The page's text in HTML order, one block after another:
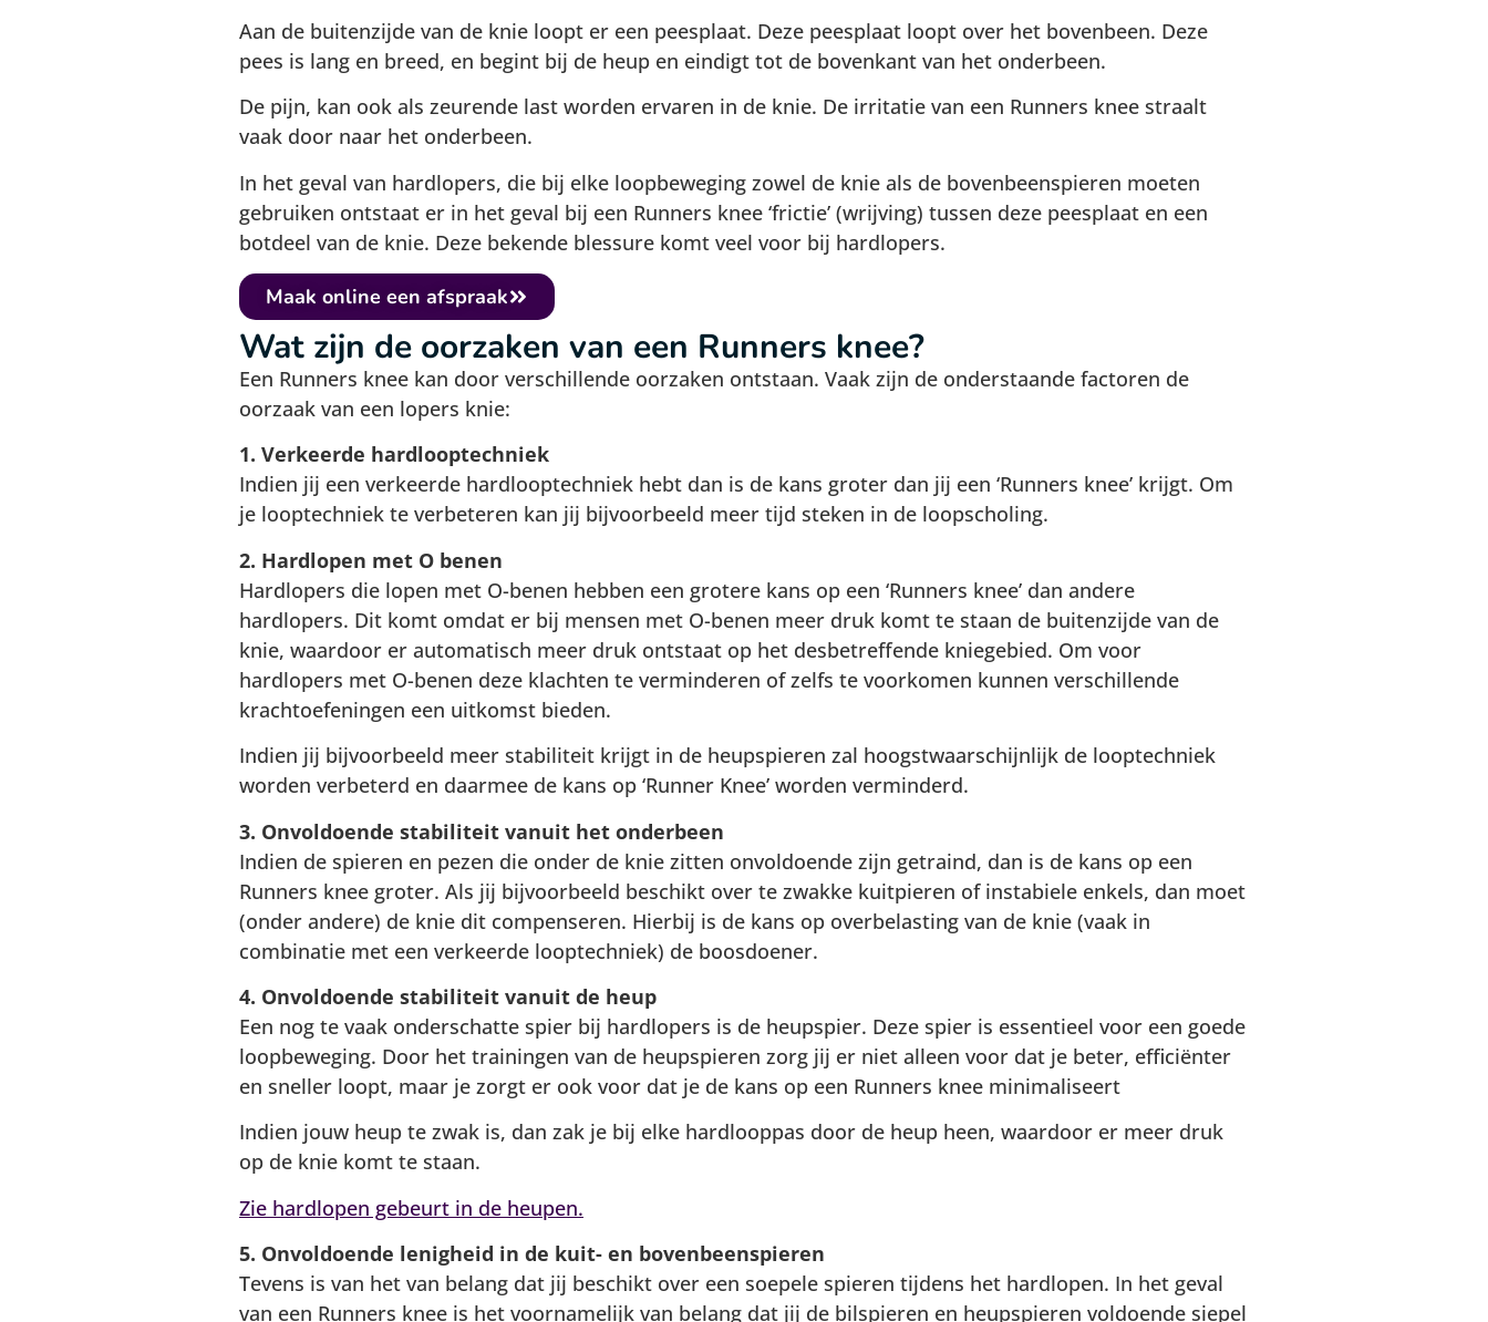
Aan de buitenzijde van de knie loopt er een peesplaat. Deze peesplaat loopt over het bovenbeen. Deze
pees is lang en breed, en begint bij de heup en eindigt tot de bovenkant van het onderbeen.
De pijn, kan ook als zeurende last worden ervaren in de knie. De irritatie van een Runners knee straalt
vaak door naar het onderbeen.
In het geval van hardlopers, die bij elke loopbeweging zowel de knie als de bovenbeenspieren moeten
gebruiken ontstaat er in het geval bij een Runners knee ‘frictie’ (wrijving) tussen deze peesplaat en een
botdeel van de knie. Deze bekende blessure komt veel voor bij hardlopers.
Maak online een afspraak
Wat zijn de oorzaken van een Runners knee?
Een Runners knee kan door verschillende oorzaken ontstaan. Vaak zijn de onderstaande factoren de
oorzaak van een lopers knie:
1. Verkeerde hardlooptechniek
Indien jij een verkeerde hardlooptechniek hebt dan is de kans groter dan jij een ‘Runners knee’ krijgt. Om
je looptechniek te verbeteren kan jij bijvoorbeeld meer tijd steken in de loopscholing.
2. Hardlopen met O benen
Hardlopers die lopen met O-benen hebben een grotere kans op een ‘Runners knee’ dan andere
hardlopers. Dit komt omdat er bij mensen met O-benen meer druk komt te staan de buitenzijde van de
knie, waardoor er automatisch meer druk ontstaat op het desbetreffende kniegebied. Om voor
hardlopers met O-benen deze klachten te verminderen of zelfs te voorkomen kunnen verschillende
krachtoefeningen een uitkomst bieden.
Indien jij bijvoorbeeld meer stabiliteit krijgt in de heupspieren zal hoogstwaarschijnlijk de looptechniek
worden verbeterd en daarmee de kans op ‘Runner Knee’ worden verminderd.
3. Onvoldoende stabiliteit vanuit het onderbeen
Indien de spieren en pezen die onder de knie zitten onvoldoende zijn getraind, dan is de kans op een
Runners knee groter. Als jij bijvoorbeeld beschikt over te zwakke kuitpieren of instabiele enkels, dan moet
(onder andere) de knie dit compenseren. Hierbij is de kans op overbelasting van de knie (vaak in
combinatie met een verkeerde looptechniek) de boosdoener.
4. Onvoldoende stabiliteit vanuit de heup
Een nog te vaak onderschatte spier bij hardlopers is de heupspier. Deze spier is essentieel voor een goede
loopbeweging. Door het trainingen van de heupspieren zorg jij er niet alleen voor dat je beter, efficiënter
en sneller loopt, maar je zorgt er ook voor dat je de kans op een Runners knee minimaliseert
Indien jouw heup te zwak is, dan zak je bij elke hardlooppas door de heup heen, waardoor er meer druk
op de knie komt te staan.
Zie hardlopen gebeurt in de heupen.
5. Onvoldoende lenigheid in de kuit- en bovenbeenspieren
Tevens is van het van belang dat jij beschikt over een soepele spieren tijdens het hardlopen. In het geval
van een Runners knee is het voornamelijk van belang dat jij de bilspieren en heupspieren voldoende siepel